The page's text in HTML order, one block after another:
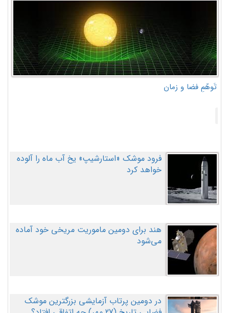
تَوهّمِ فضا و زمان
فرود موشک «استارشیپ» یخ آب ماه را آلوده
خواهد کرد
هند برای دومین ماموریت مریخی خود آماده
می‌شود
در دومین پرتاب آزمایشی بزرگترین موشک